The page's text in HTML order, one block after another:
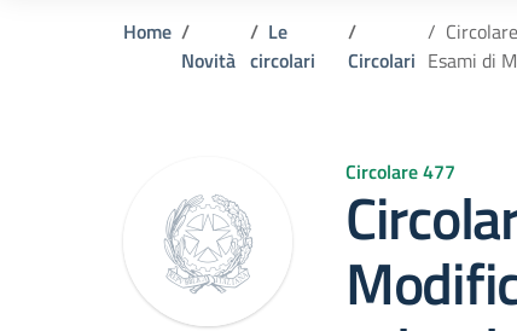
Home
Novità
Le
circolari
Circolari Esami di
Circolare 477